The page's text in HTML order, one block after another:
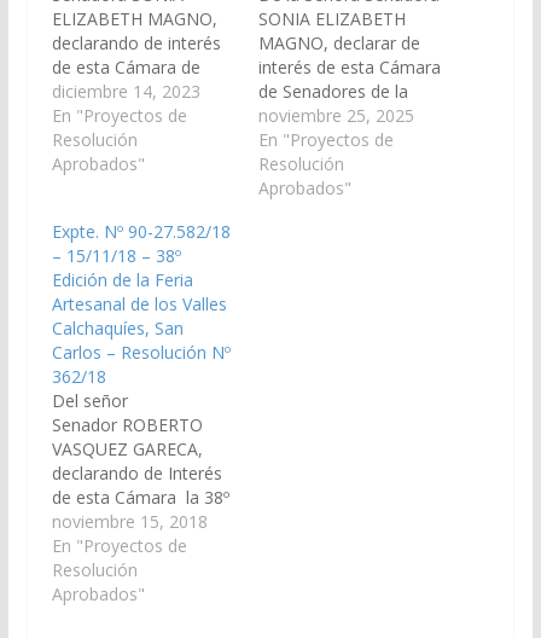
ELIZABETH MAGNO,
declarando de interés
de esta Cámara de
Senadores la XLIII
Edición de la Feria
Artesanal de los Valles
Calchaquíes, a
2024, en el municipio
de San Carlos, donde
se reúnen artesanos y
productores del…
diciembre 14, 2023
En "Proyectos de
Resolución
Aprobados"
SONIA ELIZABETH
MAGNO, declarar de
interés de esta Cámara
de Senadores de la
Provincia de Salta la
45ª Edición de la FERIA
ARTESANAL DE LOS
VALLES
noviembre 25, 2025
En "Proyectos de
Resolución
Aprobados"
Expte. Nº 90-27.582/18
– 15/11/18 – 38º
Edición de la Feria
Artesanal de los Valles
Calchaquíes, San
Carlos – Resolución Nº
362/18
Del señor
Senador ROBERTO
VASQUEZ GARECA,
declarando de Interés
de esta Cámara la 38º
Edición de la Feria
Artesanal de los Valles
Calchaquíes, a
realizarse del 8 al 13
noviembre 15, 2018
En "Proyectos de
Resolución
Aprobados"